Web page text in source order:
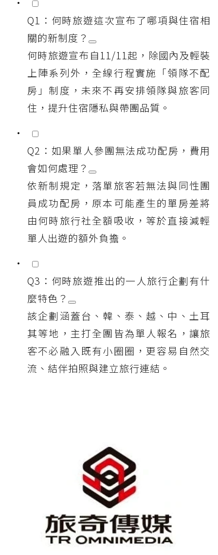
Q1：何時旅遊這次宣布了哪項與住宿相
關的新制度？
何時旅遊宣布自11/11起，除國內及輕裝
上陣系列外，全線行程實施「領隊不配
房」制度，未來不再安排領隊與旅客同
住，提升住宿隱私與帶團品質。
Q2：如果單人參團無法成功配房，費用
會如何處理？
依新制規定，落單旅客若無法與同性團
員成功配房，原本可能產生的單房差將
由何時旅行社全額吸收，等於直接減輕
單人出遊的額外負擔。
Q3：何時旅遊推出的一人旅行企劃有什
麼特色？
該企劃涵蓋台、韓、泰、越、中、土耳
其等地，主打全團皆為單人報名，讓旅
客不必融入既有小圈圈，更容易自然交
流、結伴拍照與建立旅行連結。